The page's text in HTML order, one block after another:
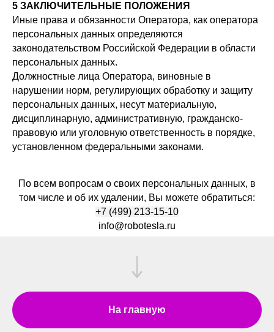
5 ЗАКЛЮЧИТЕЛЬНЫЕ ПОЛОЖЕНИЯ
Иные права и обязанности Оператора, как оператора
персональных данных определяются
законодательством Российской Федерации в области
персональных данных.
Должностные лица Оператора, виновные в
нарушении норм, регулирующих обработку и защиту
персональных данных, несут материальную,
дисциплинарную, административную, гражданско-
правовую или уголовную ответственность в порядке,
установленном федеральными законами.
По всем вопросам о своих персональных данных, в
том числе и об их удалении, Вы можете обратиться:
+7 (499) 213-15-10
info@robotesla.ru
На главную